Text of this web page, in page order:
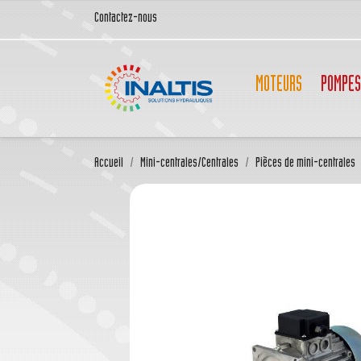
Contactez-nous
MOTEURS POMPES
Accueil Mini-centrales/Centrales Pièces de mini-centrales